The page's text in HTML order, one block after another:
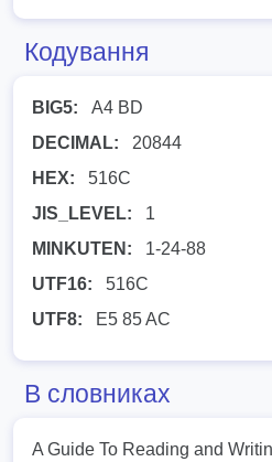
Кодування
BIG5:
A4 BD
DECIMAL:
20844
HEX:
516C
JIS_LEVEL:
1
MINKUTEN:
1-24-88
UTF16:
516C
UTF8:
E5 85 AC
В словниках
A Guide To Reading and